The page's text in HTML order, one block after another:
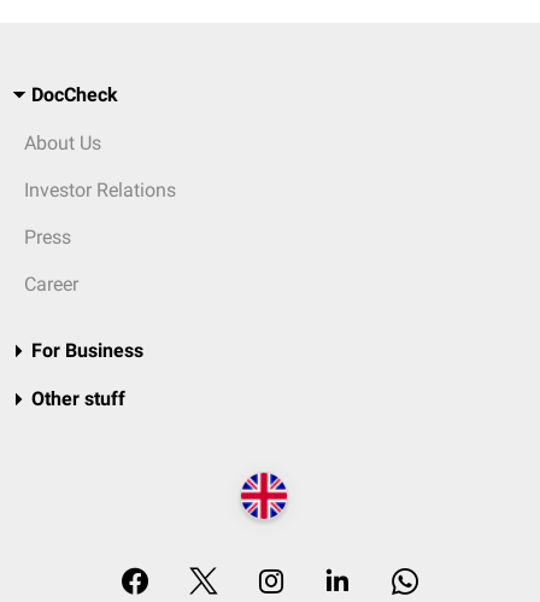
DocCheck
About Us
Investor Relations
Press
Career
For Business
Other stuff